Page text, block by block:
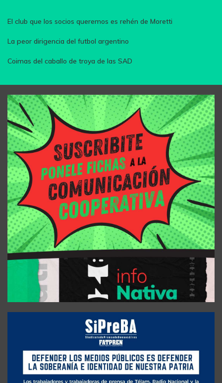
El club que los socios queremos es rehén de Moretti
La peor dirigencia del futbol argentino
Coimas del caballo de troya de las SAD